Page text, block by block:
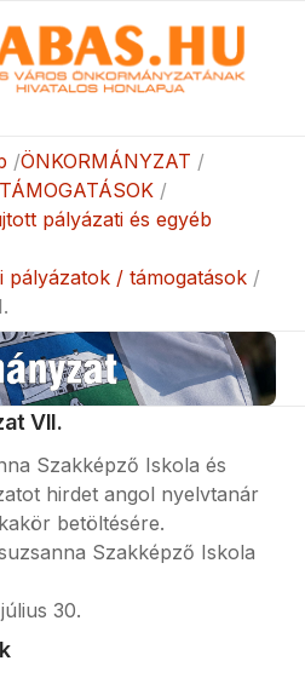
ÖNKORMÁNYZAT
pályázati és egyéb
pályázatok / támogatások
VII.
Szakképző Iskola és
hirdet angol nyelvtanár
betöltésére.
Szakképző Iskola
30.